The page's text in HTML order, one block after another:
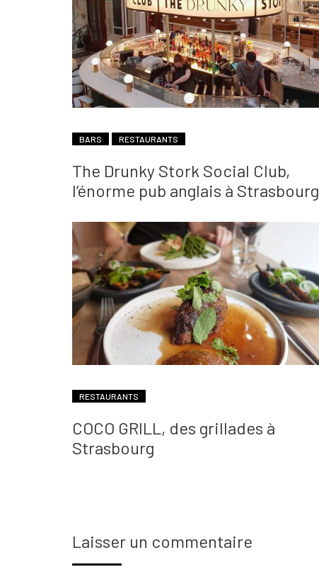
BARS RESTAURANTS
The Drunky Stork Social Club,
l’énorme pub anglais à Strasbourg
RESTAURANTS
COCO GRILL, des grillades à
Strasbourg
Laisser un commentaire